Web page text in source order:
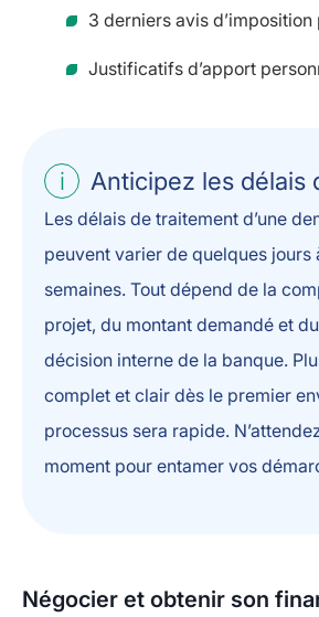
3 derniers avis d’imposition
Justificatifs d’apport
Anticipez les délais
Les délais de traitement d’une
peuvent varier de quelques jours
semaines. Tout dépend de la
projet, du montant demandé et
décision interne de la banque.
complet et clair dès le premier
processus sera rapide.
moment pour entamer vos
Négocier et obtenir son